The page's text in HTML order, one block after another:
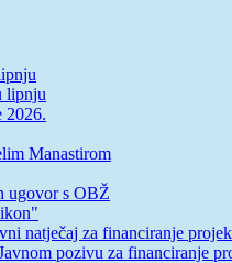
lipnju
2026.
Manastirom
ugovor s OBŽ
natječaj za financiranje
pozivu za financiranje